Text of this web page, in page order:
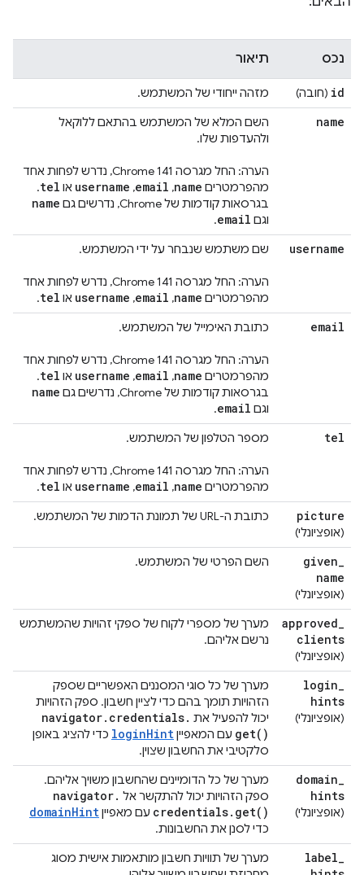
נכס תיאור
id (חובה) מזהה ייחודי של המשתמש.
name
השם המלא של המשתמש בהתאם ללוקאל
ולהעדפות שלו.
הערה: החל מגרסה Chrome 141, נדרש לפחות אחד
מהפרמטרים name
,
email
,
username או tel
.
בגרסאות קודמות של Chrome, נדרשים גם
name
וגם email
.
username שם משתמש שנבחר על ידי המשתמש.
הערה: החל מגרסה Chrome 141, נדרש לפחות אחד
מהפרמטרים name
,
email
,
username או tel
.
email כתובת האימייל של המשתמש.
הערה: החל מגרסה Chrome 141, נדרש לפחות אחד
מהפרמטרים name
,
email
,
username או tel
.
בגרסאות קודמות של Chrome, נדרשים גם
name
וגם email
.
tel מספר הטלפון של המשתמש.
הערה: החל מגרסה Chrome 141, נדרש לפחות אחד
מהפרמטרים name
,
email
,
username או tel
.
picture
(אופציונלי)
כתובת ה-URL של תמונת הדמות של המשתמש.
given_
name
(אופציונלי)
השם הפרטי של המשתמש.
approved_
clients
(אופציונלי)
מערך של מספרי לקוח של ספקי זהויות שהמשתמש
נרשם אליהם.
login_
hints
(אופציונלי)
מערך של כל סוגי המסננים האפשריים שספק
הזהויות תומך בהם כדי לציין חשבון. ספק הזהויות
יכול להפעיל את
navigator. credentials.
get( ) עם המאפייןloginHint כדי להציג באופן
סלקטיבי את החשבון שצוין.
domain_
hints
(אופציונלי)
מערך של כל הדומיינים שהחשבון משויך אליהם.
ספק הזהויות יכול להתקשר אל
navigator.
credentials. get( ) עם מאפייןdomainHint
כדי לסנן את החשבונות.
label_
מערך של תוויות חשבון מותאמות אישית מסוג